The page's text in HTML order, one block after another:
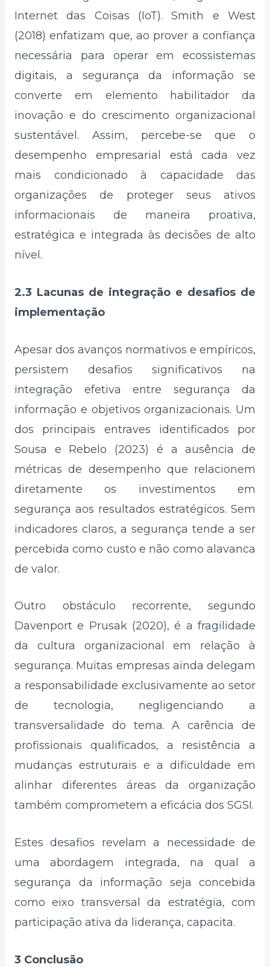
Internet das Coisas (IoT). Smith e West
(2018) enfatizam que, ao prover a confiança
necessária para operar em ecossistemas
digitais, a segurança da informação se
converte em elemento habilitador da
inovação e do crescimento organizacional
sustentável. Assim, percebe-se que o
desempenho empresarial está cada vez
mais condicionado à capacidade das
organizações de proteger seus ativos
informacionais de maneira proativa,
estratégica e integrada às decisões de alto
nível.
2.3 Lacunas de integração e desafios de
implementação
Apesar dos avanços normativos e empíricos,
persistem desafios significativos na
integração efetiva entre segurança da
informação e objetivos organizacionais. Um
dos principais entraves identificados por
Sousa e Rebelo (2023) é a ausência de
métricas de desempenho que relacionem
diretamente os investimentos em
segurança aos resultados estratégicos. Sem
indicadores claros, a segurança tende a ser
percebida como custo e não como alavanca
de valor.
Outro obstáculo recorrente, segundo
Davenport e Prusak (2020), é a fragilidade
da cultura organizacional em relação à
segurança. Muitas empresas ainda delegam
a responsabilidade exclusivamente ao setor
de tecnologia, negligenciando a
transversalidade do tema. A carência de
profissionais qualificados, a resistência a
mudanças estruturais e a dificuldade em
alinhar diferentes áreas da organização
também comprometem a eficácia dos SGSI.
Estes desafios revelam a necessidade de
uma abordagem integrada, na qual a
segurança da informação seja concebida
como eixo transversal da estratégia, com
participação ativa da liderança, capacita.
3 Conclusão